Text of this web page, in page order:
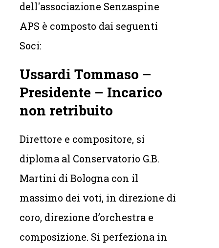
dell'associazione Senzaspine
APS è composto dai seguenti
Soci:
Ussardi Tommaso –
Presidente – Incarico
non retribuito
Direttore e compositore, si
diploma al Conservatorio G.B.
Martini di Bologna con il
massimo dei voti, in direzione di
coro, direzione d’orchestra e
composizione. Si perfeziona in